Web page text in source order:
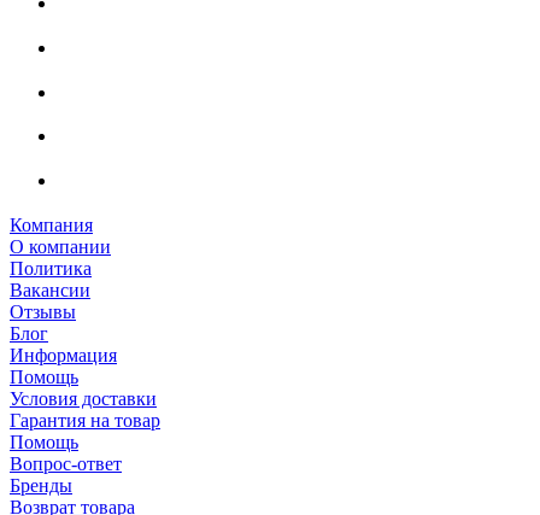
Компания
О компании
Политика
Вакансии
Отзывы
Блог
Информация
Помощь
Условия доставки
Гарантия на товар
Помощь
Вопрос-ответ
Бренды
Возврат товара